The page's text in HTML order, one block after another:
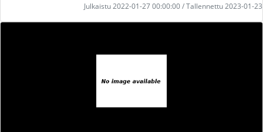
Julkaistu 2022-01-27 00:00:00 / Tallennettu 2023-01-23